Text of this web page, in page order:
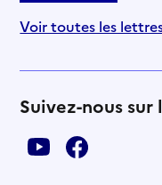
Voir toutes les
Suivez-nous sur